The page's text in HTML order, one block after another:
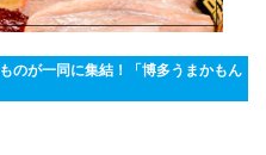
のが一同に集結！「博多うまかもん